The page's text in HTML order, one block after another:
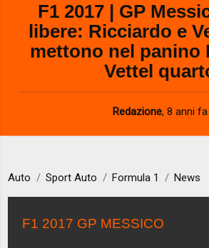
F1 2017 | GP
libere: Ricciardo e
mettono nel panino
Vettel
Redazione, 8 anni fa
Auto Sport Auto Formula 1 News
F1 2017 GP MESSICO